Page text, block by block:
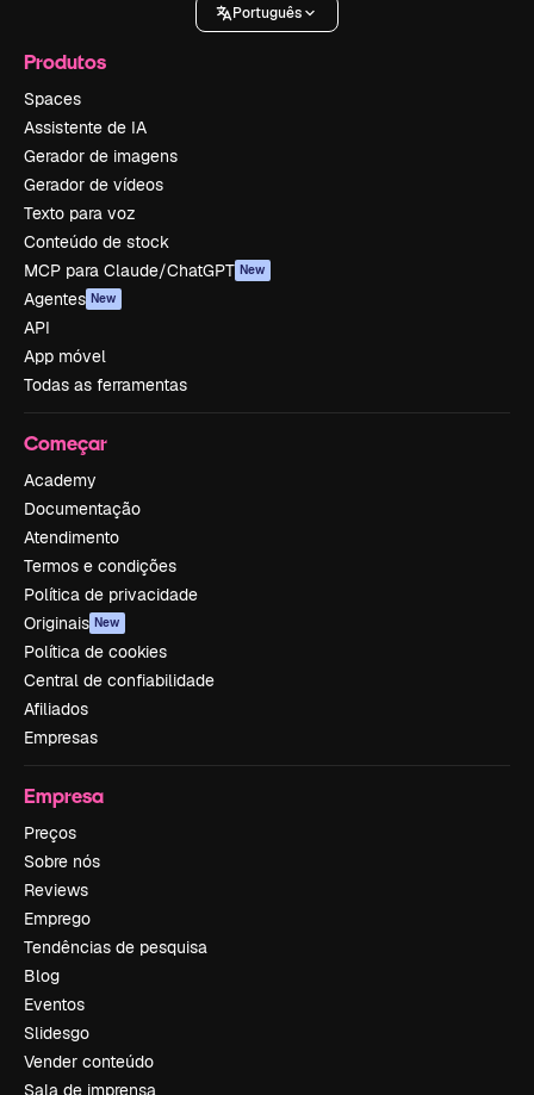
Português
Produtos
Spaces
Assistente de IA
Gerador de imagens
Gerador de vídeos
Texto para voz
Conteúdo de stock
MCP para Claude/ChatGPT New
Agentes New
API
App móvel
Todas as ferramentas
Começar
Academy
Documentação
Atendimento
Termos e condições
Política de privacidade
Originais New
Política de cookies
Central de confiabilidade
Afiliados
Empresas
Empresa
Preços
Sobre nós
Reviews
Emprego
Tendências de pesquisa
Blog
Eventos
Slidesgo
Vender conteúdo
Sala de imprensa